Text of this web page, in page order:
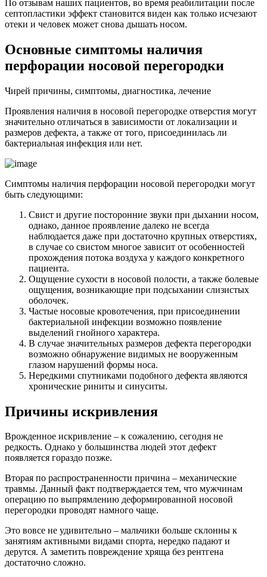
По отзывам наших пациентов, во время реабилитации после
септопластики эффект становится виден как только исчезают
отеки и человек может снова дышать носом.
Основные симптомы наличия
перфорации носовой перегородки
Чирей причины, симптомы, диагностика, лечение
Проявления наличия в носовой перегородке отверстия могут
значительно отличаться в зависимости от локализации и
размеров дефекта, а также от того, присоединилась ли
бактериальная инфекция или нет.
Симптомы наличия перфорации носовой перегородки могут
быть следующими:
Свист и другие посторонние звуки при дыхании носом,
однако, данное проявление далеко не всегда
наблюдается даже при достаточно крупных отверстиях,
в случае со свистом многое зависит от особенностей
прохождения потока воздуха у каждого конкретного
пациента.
Ощущение сухости в носовой полости, а также болевые
ощущения, возникающие при подсыхании слизистых
оболочек.
Частые носовые кровотечения, при присоединении
бактериальной инфекции возможно появление
выделений гнойного характера.
В случае значительных размеров дефекта перегородки
возможно обнаружение видимых не вооруженным
глазом нарушений формы носа.
Нередкими спутниками подобного дефекта являются
хронические риниты и синуситы.
Причины искривления
Врожденное искривление – к сожалению, сегодня не
редкость. Однако у большинства людей этот дефект
появляется гораздо позже.
Вторая по распространенности причина – механические
травмы. Данный факт подтверждается тем, что мужчинам
операцию по выпрямлению деформированной носовой
перегородки проводят намного чаще.
Это вовсе не удивительно – мальчики больше склонны к
занятиям активными видами спорта, нередко падают и
дерутся. А заметить повреждение хряща без рентгена
достаточно сложно.